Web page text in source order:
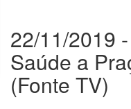
22/11/2019
Saúde a
(Fonte TV)